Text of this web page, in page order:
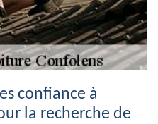
confiance à
la recherche de